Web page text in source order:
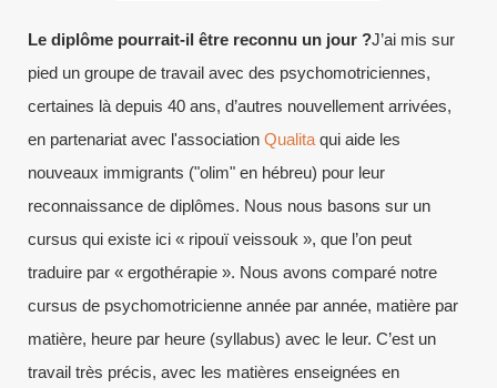
Le diplôme pourrait-il être reconnu un jour ?J’ai mis sur
pied un groupe de travail avec des psychomotriciennes,
certaines là depuis 40 ans, d’autres nouvellement arrivées,
en partenariat avec l'associationQualita qui aide les
nouveaux immigrants ("olim" en hébreu) pour leur
reconnaissance de diplômes. Nous nous basons sur un
cursus qui existe ici « ripouï veissouk », que l’on peut
traduire par « ergothérapie ». Nous avons comparé notre
cursus de psychomotricienne année par année, matière par
matière, heure par heure (syllabus) avec le leur. C’est un
travail très précis, avec les matières enseignées en